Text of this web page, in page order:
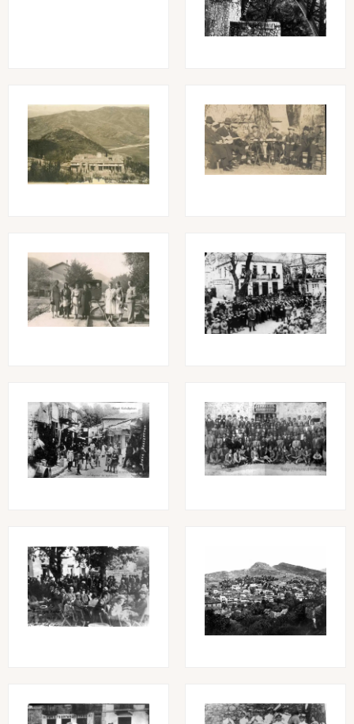
Image Image
Image Image
Image Image
Image
Image Image